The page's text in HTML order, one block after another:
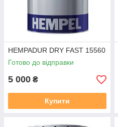
HEMPADUR DRY FAST 15560
Готово до відправки
5 000 ₴
Купити